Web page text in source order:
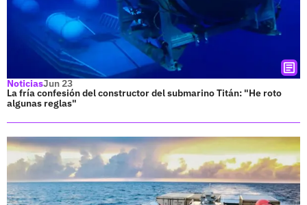
NoticiasJun 23
La fría confesión del constructor del submarino Titán: "He roto
algunas reglas"